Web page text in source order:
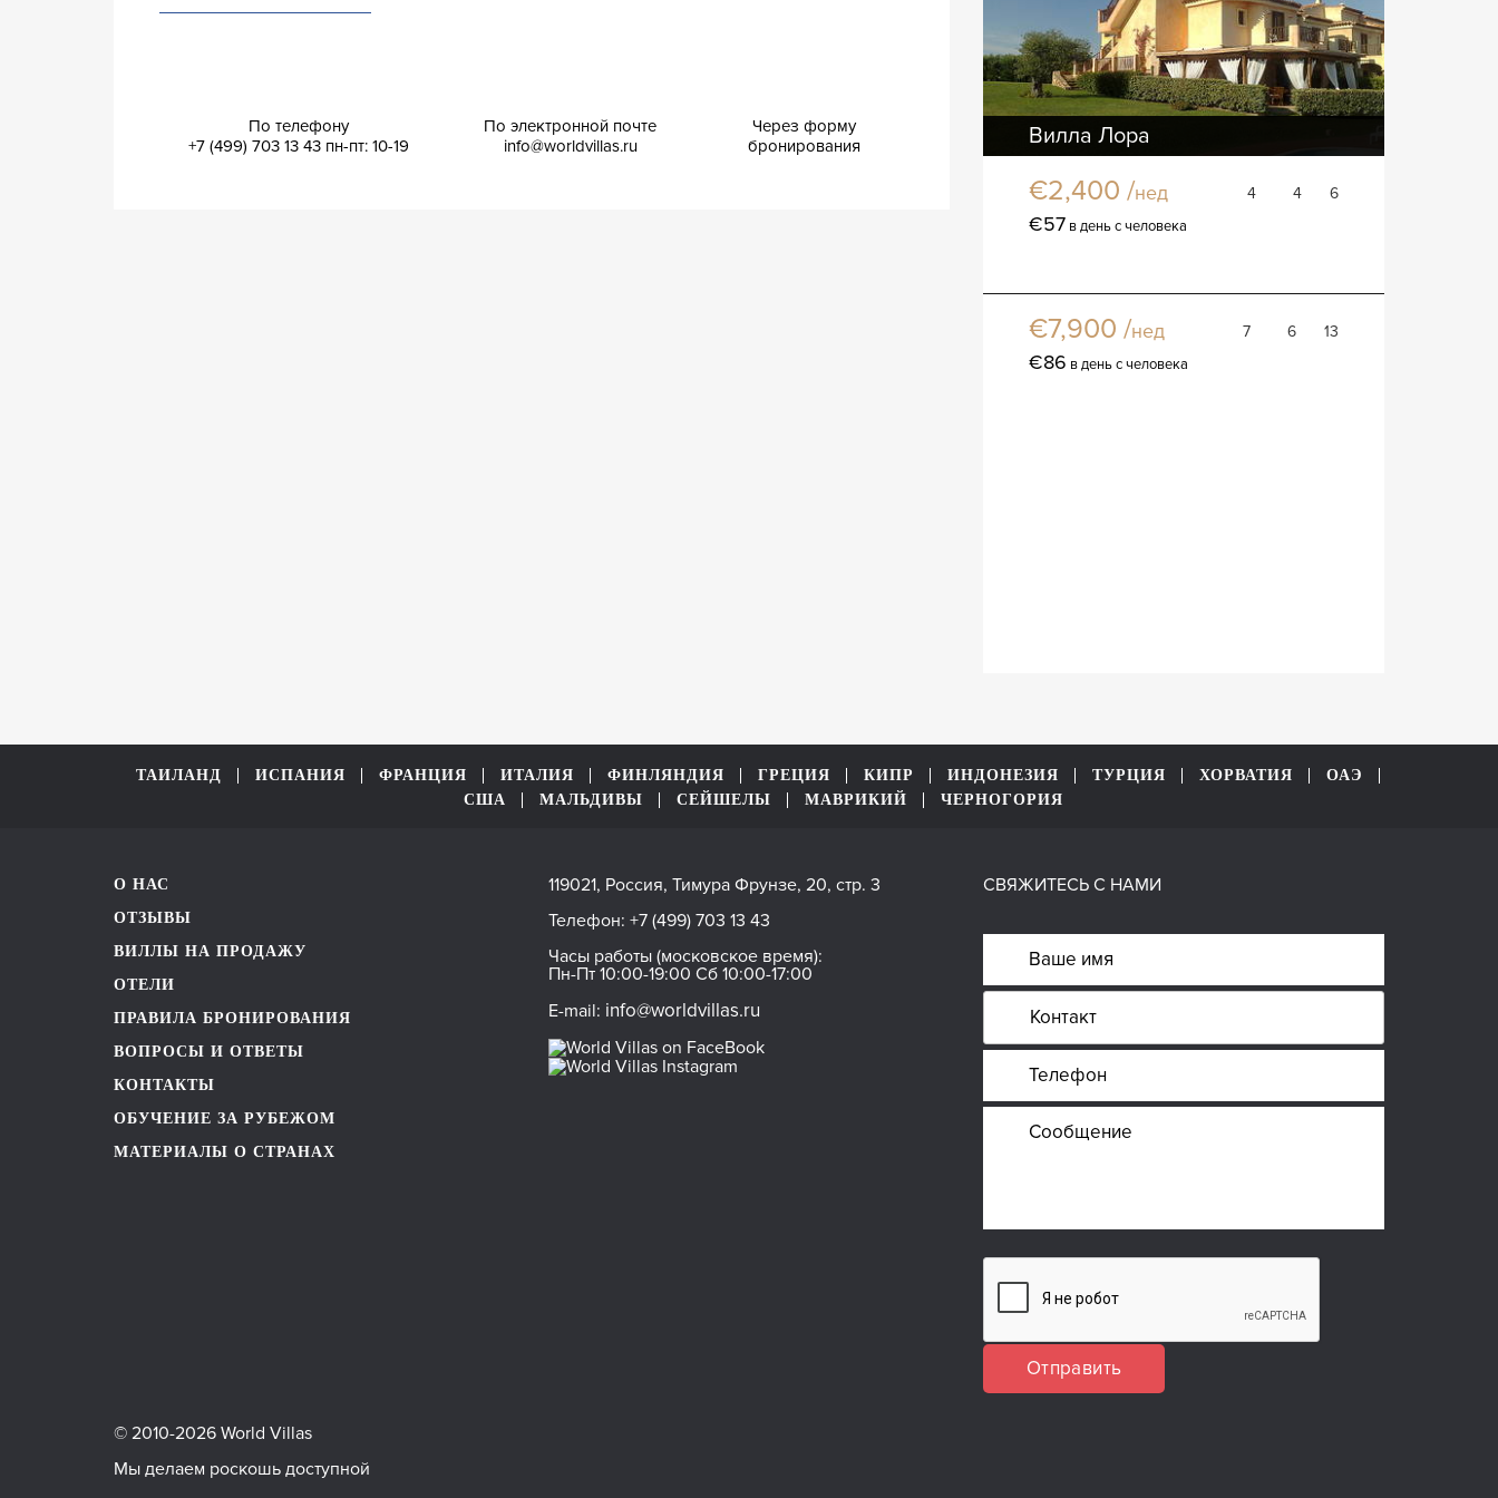
По телефону
+7 (499) 703 13 43 пн-пт: 10-19
По электронной почте
info@worldvillas.ru
Через форму
бронирования
Вилла Лора Вилла Лора
€2,400 /нед 4 4 6
€57 в день с человека
€7,900 /нед 7 6 13
€86 в день с человека
ТАИЛАНД ИСПАНИЯ ФРАНЦИЯ ИТАЛИЯ ФИНЛЯНДИЯ ГРЕЦИЯ КИПР ИНДОНЕЗИЯ ТУРЦИЯ ХОРВАТИЯ
ОАЭ
США
МАЛЬДИВЫ СЕЙШЕЛЫ МАВРИКИЙ ЧЕРНОГОРИЯ
О НАС
ОТЗЫВЫ
ВИЛЛЫ НА ПРОДАЖУ
ОТЕЛИ
ПРАВИЛА БРОНИРОВАНИЯ
ВОПРОСЫ И ОТВЕТЫ
КОНТАКТЫ
ОБУЧЕНИЕ ЗА РУБЕЖОМ
МАТЕРИАЛЫ О СТРАНАХ
119021, Россия, Тимура Фрунзе, 20, стр. 3
Телефон: +7 (499) 703 13 43
Часы работы (московское время):
Пн-Пт 10:00-19:00 Сб 10:00-17:00
E-mail: info@worldvillas.ru
СВЯЖИТЕСЬ С НАМИ
Отправить
© 2010-2026 World Villas
Мы делаем роскошь доступной